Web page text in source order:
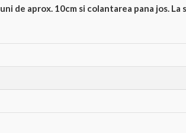
de aprox. 10cm si colantarea pana jos. La